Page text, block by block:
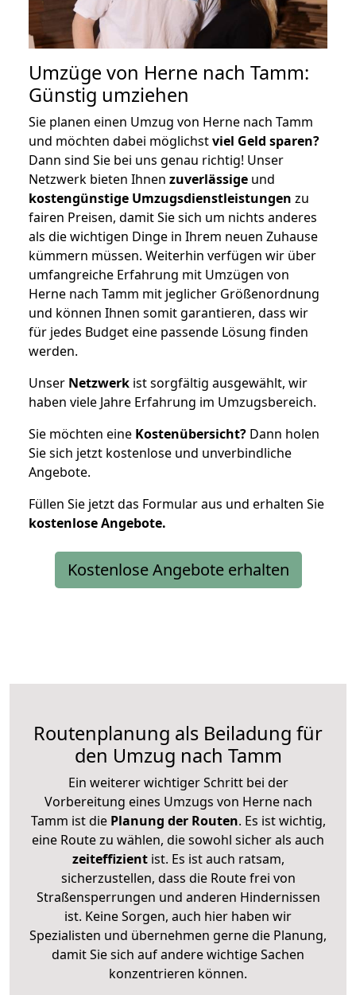
Umzüge von Herne nach Tamm:
Günstig umziehen
Sie planen einen Umzug von Herne nach Tamm
und möchten dabei möglichstviel Geld sparen?
Dann sind Sie bei uns genau richtig! Unser
Netzwerk bieten Ihnen zuverlässige und
kostengünstige Umzugsdienstleistungen zu
fairen Preisen, damit Sie sich um nichts anderes
als die wichtigen Dinge in Ihrem neuen Zuhause
kümmern müssen. Weiterhin verfügen wir über
umfangreiche Erfahrung mit Umzügen von
Herne nach Tamm mit jeglicher Größenordnung
und können Ihnen somit garantieren, dass wir
für jedes Budget eine passende Lösung finden
werden.
Unser Netzwerk ist sorgfältig ausgewählt, wir
haben viele Jahre Erfahrung im Umzugsbereich.
Sie möchten eine Kostenübersicht? Dann holen
Sie sich jetzt kostenlose und unverbindliche
Angebote.
Füllen Sie jetzt das Formular aus und erhalten Sie
kostenloseAngebote.
Kostenlose Angebote erhalten
Routenplanung als Beiladung für
den Umzug nach Tamm
Ein weiterer wichtiger Schritt bei der
Vorbereitung eines Umzugs von Herne nach
Tamm ist diePlanung der Routen. Es ist wichtig,
eine Route zu wählen, die sowohl sicher als auch
zeiteffizientist. Es ist auch ratsam,
sicherzustellen, dass die Route frei von
Straßensperrungen und anderen Hindernissen
ist. Keine Sorgen, auch hier haben wir
Spezialisten und übernehmen gerne die Planung,
damit Sie sich auf andere wichtige Sachen
konzentrieren können.